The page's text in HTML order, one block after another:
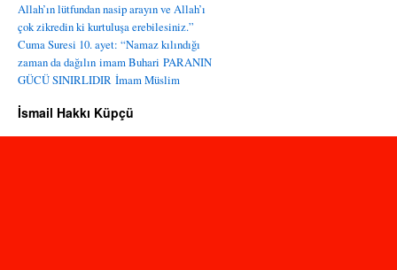
Allah’ın lütfundan nasip arayın ve Allah’ı
çok zikredin ki kurtuluşa erebilesiniz.”
Cuma Suresi 10. ayet: “Namaz kılındığı
zaman da dağılın imam Buhari PARANIN
GÜCÜ SINIRLIDIR İmam Müslim
İsmail Hakkı Küpçü